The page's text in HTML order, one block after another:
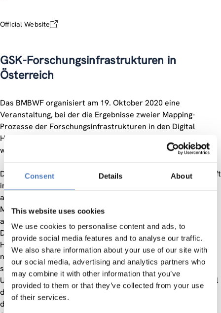
Consent Details About
This website uses cookies
We use cookies to personalise content and ads, to
provide social media features and to analyse our traffic.
We also share information about your use of our site with
our social media, advertising and analytics partners who
may combine it with other information that you’ve
provided to them or that they’ve collected from your use
of their services.
Official Website
GSK-Forschungsinfrastrukturen in
Österreich
Das BMBWF organisiert am 19. Oktober 2020 eine
Veranstaltung, bei der die Ergebnisse zweier Mapping-
Prozesse der Forschungsinfrastrukturen in den Digital
Humanities und den Sozialwissenschaften präsentiert
werden.
Die Mapping-Prozesse zur Forschungsinfrastrukturlandschaft
in den Geistes, Sozial- und Kulturwissenschaften mit Fokus
auf der nationalen Ebene führten zu zwei Dokumenten. Katja
Mayer vom ZSI ist Autorin des ersten Dokuments, das die
aktuelle Situation beschreibt und analysiert. Das andere
Dokument formuliert darauf aufbauend Visionen und
Handlungsempfehlungen, Forschungsinfrastrukturen auf
nationaler Ebene kollaborativ weiterzuentwickeln. Dabei
spielen auch die Leistungsvereinbarungen mit den
Universitäten und der ÖAW eine Rolle. Die Veranstaltung soll
dazu dienen, die Ergebnisse der Mapping-Prozesse und die
daraus von der Forschungscommunity erarbeiteten